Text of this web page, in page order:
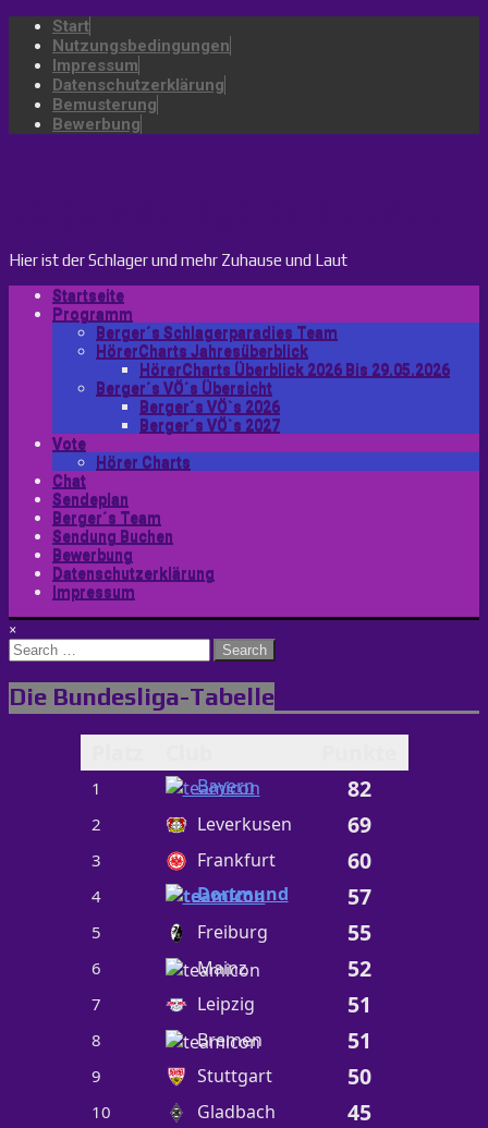
Start
Nutzungsbedingungen
Impressum
Datenschutzerklärung
Bemusterung
Bewerbung
Hier ist der Schlager und mehr Zuhause und Laut
Startseite
Programm
Berger´s Schlagerparadies Team
HörerCharts Jahresüberblick
HörerCharts Überblick 2026 Bis 29.05.2026
Berger´s VÖ´s Übersicht
Berger´s VÖ`s 2026
Berger´s VÖ`s 2027
Vote
Hörer Charts
Chat
Sendeplan
Berger´s Team
Sendung Buchen
Bewerbung
Datenschutzerklärung
Impressum
×
Search
for:
Die Bundesliga-Tabelle
1 Bayern 82
2 Leverkusen 69
3 Frankfurt 60
4 Dortmund 57
5 Freiburg 55
6 Mainz 52
7 Leipzig 51
8 Bremen 51
9 Stuttgart 50
10 Gladbach 45